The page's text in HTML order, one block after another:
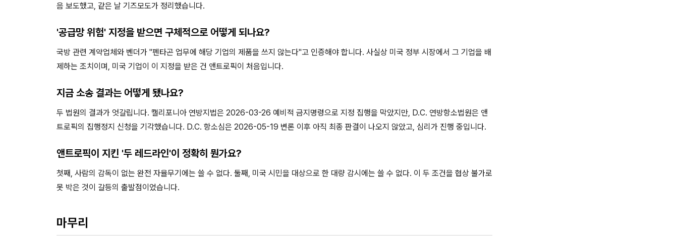
음 보도했고, 같은 날 기즈모도가 정리했습니다.
'공급망 위험' 지정을 받으면 구체적으로 어떻게 되나요?
국방 관련 계약업체와 벤더가 "펜타곤 업무에 해당 기업의 제품을 쓰지 않는다"고 인증해야 합니다. 사실상 미국 정부 시장에서 그 기업을 배
제하는 조치이며, 미국 기업이 이 지정을 받은 건 앤트로픽이 처음입니다.
지금 소송 결과는 어떻게 됐나요?
두 법원의 결과가 엇갈립니다. 캘리포니아 연방지법은 2026-03-26 예비적 금지명령으로 지정 집행을 막았지만, D.C. 연방항소법원은 앤
트로픽의 집행정지 신청을 기각했습니다. D.C. 항소심은 2026-05-19 변론 이후 아직 최종 판결이 나오지 않았고, 심리가 진행 중입니다.
앤트로픽이 지킨 '두 레드라인'이 정확히 뭔가요?
첫째, 사람의 감독이 없는 완전 자율무기에는 쓸 수 없다. 둘째, 미국 시민을 대상으로 한 대량 감시에는 쓸 수 없다. 이 두 조건을 협상 불가로
못 박은 것이 갈등의 출발점이었습니다.
마무리